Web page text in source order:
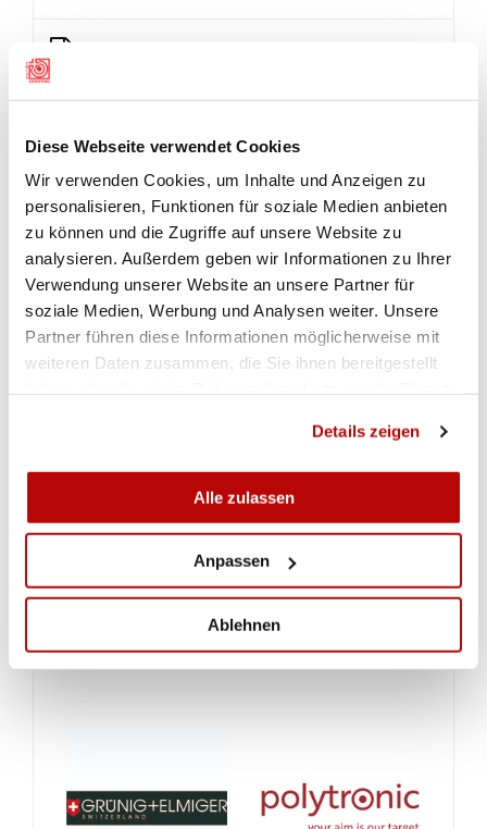
Diese Webseite verwendet Cookies
Wir verwenden Cookies, um Inhalte und Anzeigen zu
personalisieren, Funktionen für soziale Medien anbieten
zu können und die Zugriffe auf unsere Website zu
analysieren. Außerdem geben wir Informationen zu Ihrer
Verwendung unserer Website an unsere Partner für
soziale Medien, Werbung und Analysen weiter. Unsere
Partner führen diese Informationen möglicherweise mit
weiteren Daten zusammen, die Sie ihnen bereitgestellt
Details zeigen
Alle zulassen
Anpassen
Ablehnen
SMM-G50 Teamresultate NLB Gruppe A
SMM-G50 Teamresultate NLB Gruppe B